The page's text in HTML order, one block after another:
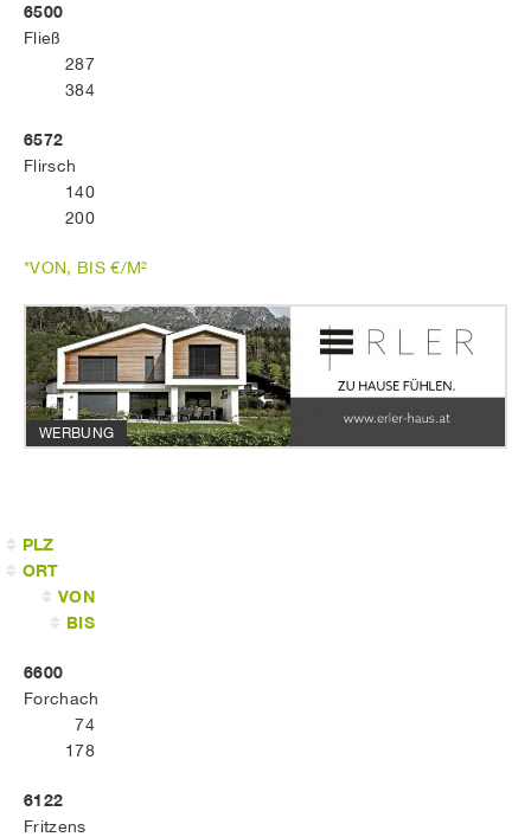
6500
Fließ
287
384
6572
Flirsch
140
200
*VON, BIS €/M²
WERBUNG
PLZ
ORT
VON
BIS
6600
Forchach
74
178
6122
Fritzens